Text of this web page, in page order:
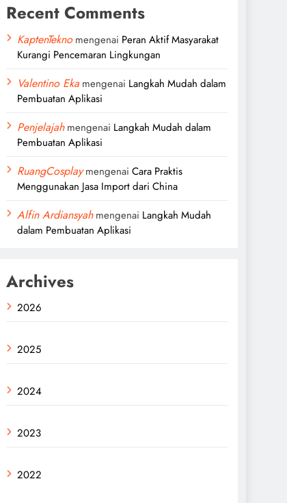
Recent Comments
KaptenTeknomengenai Peran Aktif Masyarakat
Kurangi Pencemaran Lingkungan
Valentino Eka mengenai Langkah Mudah dalam
Pembuatan Aplikasi
Penjelajahmengenai Langkah Mudah dalam
Pembuatan Aplikasi
RuangCosplaymengenai Cara Praktis
Menggunakan Jasa Import dari China
Alfin Ardiansyahmengenai Langkah Mudah
dalam Pembuatan Aplikasi
Archives
2026
2025
2024
2023
2022